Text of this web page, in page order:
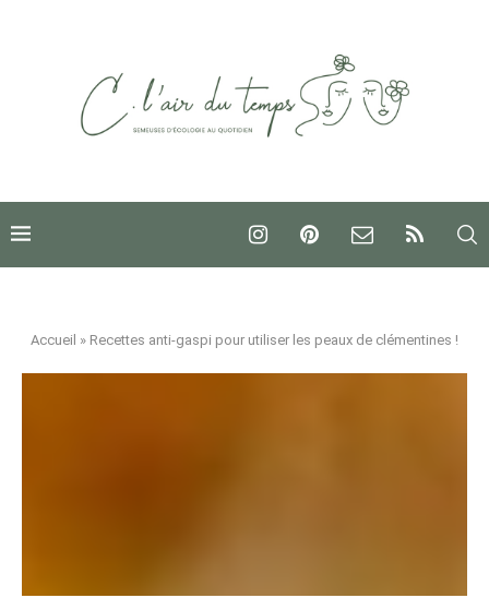
Accueil » Recettes anti-gaspi pour utiliser les peaux de clémentines !